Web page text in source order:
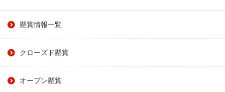
懸賞情報一覧
クローズド懸賞
オープン懸賞